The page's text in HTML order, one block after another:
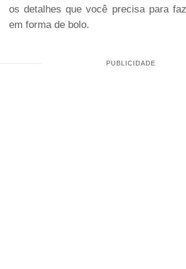
os detalhes que você precisa para
em forma de bolo.